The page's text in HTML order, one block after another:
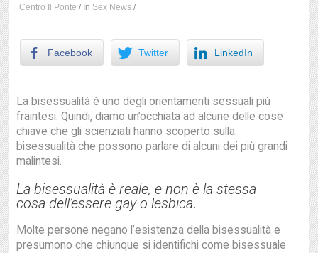
Centro Il Ponte / In Sex News /
Facebook Twitter LinkedIn
La bisessualità è uno degli orientamenti sessuali più
fraintesi. Quindi, diamo un’occhiata ad alcune delle cose
chiave che gli scienziati hanno scoperto sulla
bisessualità che possono parlare di alcuni dei più grandi
malintesi.
La bisessualità è reale, e non è la stessa
cosa dell’essere gay o lesbica.
Molte persone negano l’esistenza della bisessualità e
presumono che chiunque si identifichi come bisessuale